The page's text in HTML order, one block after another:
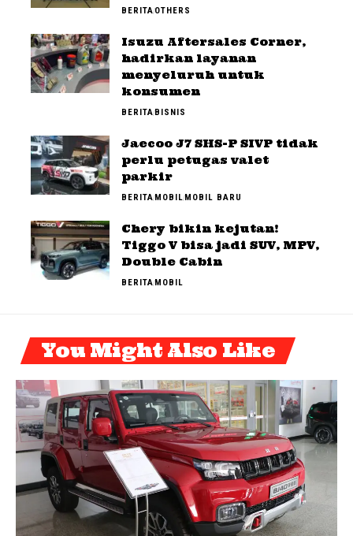
BERITAOTHERS
Isuzu Aftersales Corner,
hadirkan layanan
menyeluruh untuk
konsumen
BERITABISNIS
Jaecoo J7 SHS-P SIVP tidak
perlu petugas valet
parkir
BERITAMOBILMOBIL BARU
Chery bikin kejutan!
Tiggo V bisa jadi SUV, MPV,
Double Cabin
BERITAMOBIL
You Might Also Like